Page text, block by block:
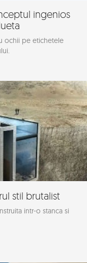
ingenios
ochii pe etichetele
stil brutalist
intr-o stanca si